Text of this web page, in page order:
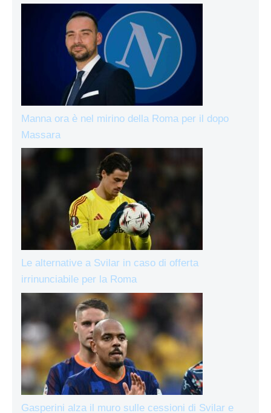
Manna ora è nel mirino della Roma per il dopo
Massara
Le alternative a Svilar in caso di offerta
irrinunciabile per la Roma
Gasperini alza il muro sulle cessioni di Svilar e